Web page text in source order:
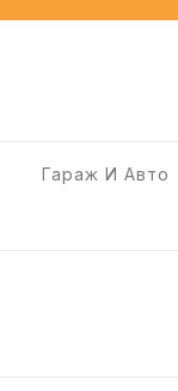
Гараж И Авто